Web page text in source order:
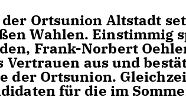
Ortsunion Altstadt
Wahlen. Einstimmig
Frank-Norbert
aus und
der Ortsunion.
für die im